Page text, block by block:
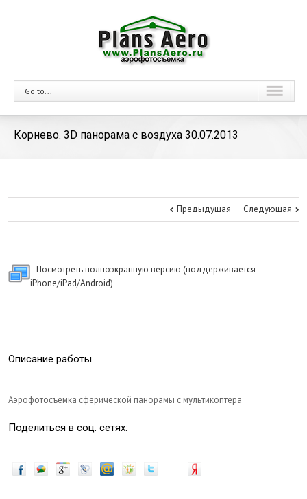
Go to...
Корнево. 3D панорама с воздуха 30.07.2013
Предыдущая Следующая
Посмотреть полноэкранную версию (поддерживается
iPhone/iPad/Android)
Описание работы
Аэрофотосъемка сферической панорамы с мультикоптера
Поделиться в соц. сетях: